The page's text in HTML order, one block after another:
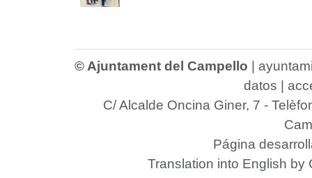
© Ajuntament del Campello
datos
C/ Alcalde Oncina Giner, 7 -
Página
Translation into English by